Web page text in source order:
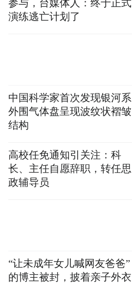
参与，台媒体人：终于正式
演练逃亡计划了
中国科学家首次发现银河系
外围气体盘呈现波纹状褶皱
结构
高校任免通知引关注：科
长、主任自愿辞职，转任思
政辅导员
“让未成年女儿喊网友爸爸”
的博主被封，披着亲子外衣